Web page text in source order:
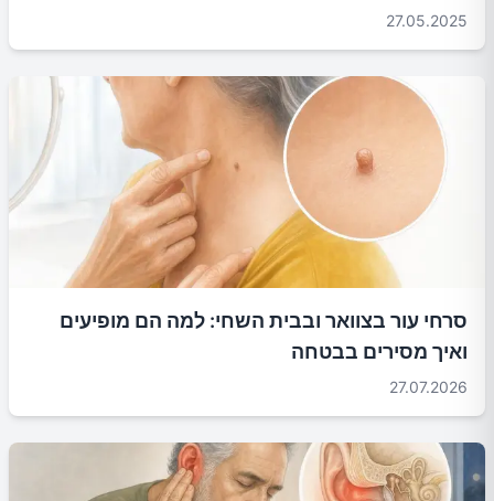
27.05.2025
סרחי עור בצוואר ובבית השחי: למה הם מופיעים
ואיך מסירים בבטחה
27.07.2026